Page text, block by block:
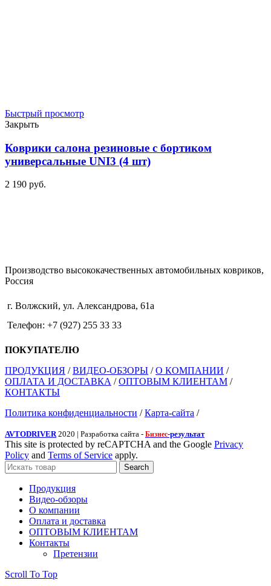
Быстрый просмотр
Закрыть
Коврики салона резиновые с бортиком
универсальные UNI3 (4 шт)
2 190 руб.
Производство высококачественных автомобильных ковриков,
Россия
г. Волжский, ул. Александрова, 61а
Телефон: +7 (927) 255 33 33
ПОКУПАТЕЛЮ
ПРОДУКЦИЯ /ВИДЕО-ОБЗОРЫ /О КОМПАНИИ /
ОПЛАТА И ДОСТАВКА /ОПТОВЫМ КЛИЕНТАМ /
КОНТАКТЫ
Политика конфиденциальности /Карта-сайта /
AVTODRIVER 2020 | Разработка сайта - Бизнес-результат
This site is protected by reCAPTCHA and the Google Privacy
Policy and Terms of Service apply.
Search
Продукция
Видео-обзоры
О компании
Оплата и доставка
ОПТОВЫМ КЛИЕНТАМ
Контакты
Претензии
Scroll To Top